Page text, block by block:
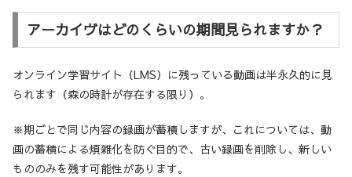
アーカイヴはどのくらいの期間見られますか？
オンライン学習サイト（LMS）に残っている動画は半永久的に見
られます（森の時計が存在する限り）。
※期ごとで同じ内容の録画が蓄積しますが、これについては、動
画の蓄積による煩雑化を防ぐ目的で、古い録画を削除し、新しい
もののみを残す可能性があります。